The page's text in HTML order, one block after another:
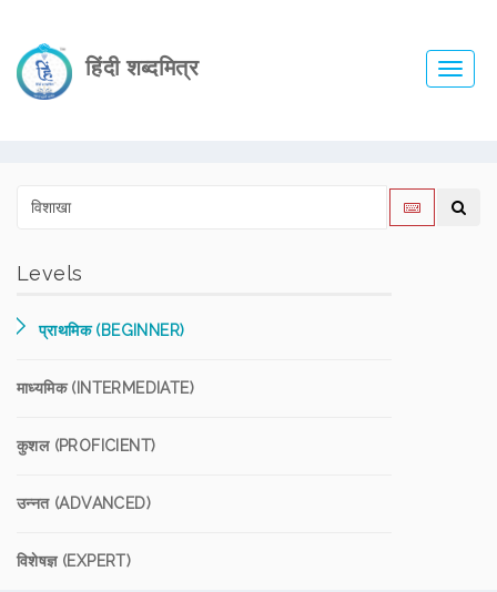
हिंदी शब्दमित्र
Levels
प्राथमिक (BEGINNER)
माध्यमिक (INTERMEDIATE)
कुशल (PROFICIENT)
उन्नत (ADVANCED)
विशेषज्ञ (EXPERT)